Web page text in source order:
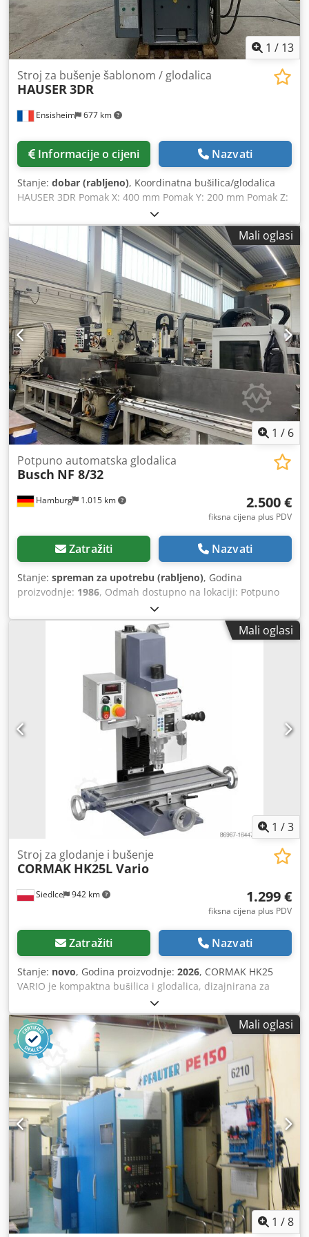
1 / 13
Ensisheim 677 km
Stroj za bušenje šablonom / glodalica
HAUSER3DR
Informacije o cijeni Nazvati
Stanje: dobar (rabljeno), Koordinatna bušilica/glodalica
HAUSER 3DR Pomak X: 400 mm Pomak Y: 200 mm Pomak Z:
400 mm Vreteno: 2 brzine Konus: CM2 Ispust vretena: 120
mm 2 raspona brzina: 60-1500 okr/min / 1500-3000
okr/min Veličina stola: D 590 mm x Š 320 mm Varijator
brzine na vretenu 2 posmaka Automatski spust: 0,03
mm/min - 0,06 mm/min X-os funkcionalna s Mitutoyo
uređajem Y i Z osi: neispravne skale Napon: 380 V Širina:
1500 mm Dubina: 1700 mm Cedpfjzmx N Usx Ahreha
Visina u najnižem položaju: 1800 mm Težina: cca 1,5 t
Mali oglasi
1 / 6
Hamburg 1.015 km
Potpuno automatska glodalica
Busch NF 8/32
2.500 €
fiksna cijena plus PDV
Zatražiti Nazvati
Stanje: spreman za upotrebu (rabljeno), Godina
proizvodnje: 1986, Odmah dostupno na lokaciji: Potpuno
automatska glodalica Busch Tip NF 8/32 Godina
proizvodnje 1986. Širina utora do 32 mm Chodpezrbuksfx
Ahrsa Duljina obrade do 6100 mm Automatski sustav za
motor 5,5 kW Dodatna oprema: radna ploča Stezne glave,
glodalice Sustav za hlađenje Digitalni zaslon Težina 4 tone
Cijena: 2.500 eura + PDV, dostupno na lokaciji.
Mali oglasi
1 /3
Siedlce 942 km
Stroj za glodanje i bušenje
CORMAK HK25L Vario
1.299 €
fiksna cijena plus PDV
Zatražiti Nazvati
Stanje: novo, Godina proizvodnje: 2026, CORMAK HK25
VARIO je kompaktna bušilica i glodalica, dizajnirana za
raznovrsne primjene. Odlična za majstore i profesionalce,
ova mašina nudi ne samo kompaktne dimenzije, već i
iznimnu funkcionalnost. Opremljena stožastom osovinom
MK3, ova glodalica osigurava stabilnost i preciznost
obrade. Digitalni prikaz brzine vrtnje osovine omogućuje
preciznu kontrolu procesa, jamčeći izvrsne rezultate.
Karakteristike stroja * Digitalni prikaz brzine * Držač svrdla
s osovinom * Digitalni prikaz dubine bušenja *
Kontinuirana regulacija brzine * Precizno ležajna osovina
Tehnički podaci BUŠENJE 20 mm VALJASTO-ČELNO
GLODANJE 16 mm ČELNO GLODANJE 63 mm STOŽAC
OSOVINE MK3 HOD OSOVINE 50 mm BROJ BRZINA
OSOVINE varijabilna RASPON BRZINE OSOVINE 50-2250
o/min POVRŠINA RADA STOLA 700 x 180 mm MAKSIMALNI
UZDUŽNI HOD STOLA 480 mm MAKSIMALNI POPREČNI
HOD STOLA 175 mm MAKSIMALNI OKOMITI HOD GLAVE
280 mm BROJ T-UTORA 3 DIMENZIJE T-UTORA T12 / 12 mm
Mali oglasi
1 /8